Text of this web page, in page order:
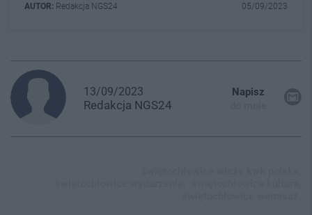
AUTOR: Redakcja NGS24 05/09/2023
13/09/2023
Redakcja NGS24
Napisz